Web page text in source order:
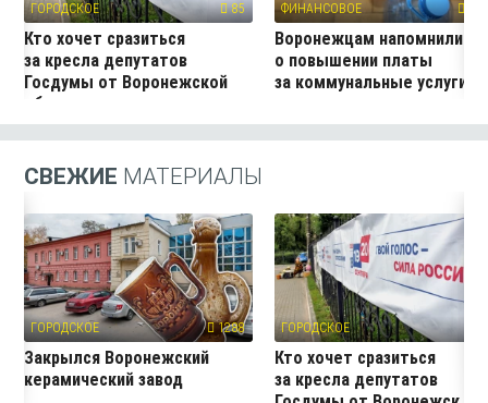
ГОРОДСКОЕ 85
Кто хочет сразиться
за кресла депутатов
Госдумы от Воронежской
области
ФИНАНСОВОЕ
Воронежцам напомнили
о повышении платы
за коммунальные услуги
СВЕЖИЕ МАТЕРИАЛЫ
ГОРОДСКОЕ 1288
Закрылся Воронежский
керамический завод
ГОРОДСКОЕ
Кто хочет сразиться
за кресла депутатов